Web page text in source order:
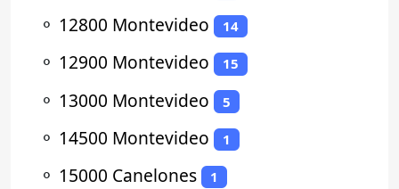
⚬ 12800 Montevideo 14
⚬ 12900 Montevideo 15
⚬ 13000 Montevideo 5
⚬ 14500 Montevideo 1
⚬ 15000 Canelones 1